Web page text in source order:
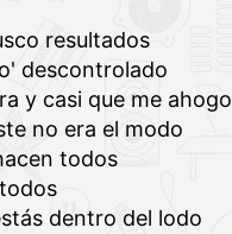
resultados
descontrolado
y casi que me ahogo
no era el modo
todos
dentro del lodo